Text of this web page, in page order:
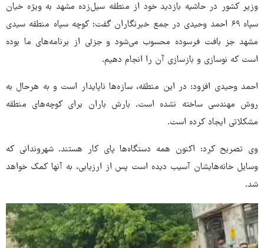
وزیر کشور در حاشیه بازدید خود از منطقه سیل‌زده مشهد به ویژه خیان
سپاه ۶۹ احمد وحیدی در جمع خبرنگاران گفت: کوچه سپاه منطقه سیدی
مشهد جز بافت فرسوده محسوب می‌شود و جزئی از برنامه‌های ما بوده
است که نوسازی و بازسازی آن‌ را انجام دهیم.
احمد وحیدی افزود: در این منطقه، سازه‌ها ناپایدار است و به هرحال به
روش مهندسی ساخته نشده است. بارش باران برای کوچه‌های منطقه
مشکلاتی ایجاد کرده است.
وی تصریح کرد: اکنون همه دستگاه‌ها پای کار هستند. شهروندانی که
وسایل خانه‌هایشان آسیب دیده است پس از ارزیابی، به آنها کمک خواهد
شد.